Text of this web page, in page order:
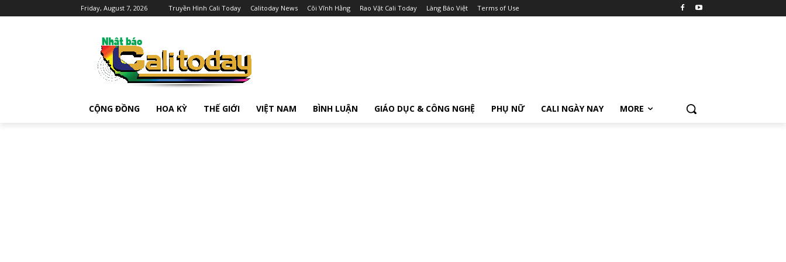
Friday, August 7, 2026 Truyền Hình Cali Today Calitoday News Cõi Vĩnh Hằng Rao Vặt Cali Today Làng Báo Việt Terms of Use
CỘNG ĐỒNG HOA KỲ THẾ GIỚI VIỆT NAM BÌNH LUẬN GIÁO DỤC & CÔNG NGHỆ PHỤ NỮ CALI NGÀY NAY MORE